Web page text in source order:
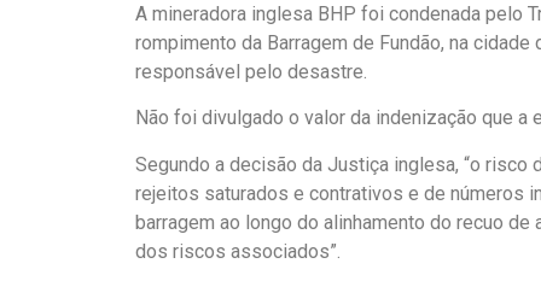
A mineradora inglesa BHP foi condenada pelo
rompimento da Barragem de Fundão, na
responsável pelo desastre.
Não foi divulgado o valor da indenização que a
Segundo a decisão da Justiça inglesa, “o
rejeitos saturados e contrativos e de números
barragem ao longo do alinhamento do recuo
dos riscos associados”.